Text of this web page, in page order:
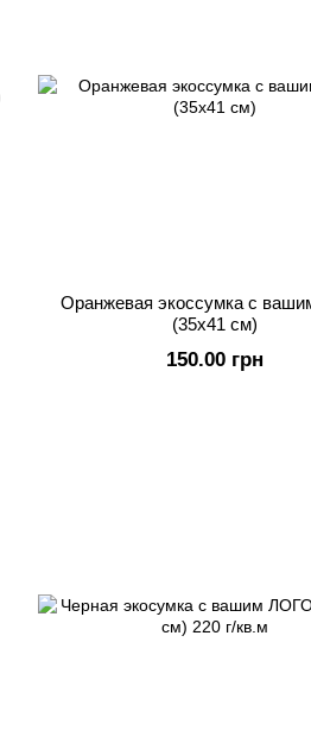
Оранжевая экоссумка с
(35х41 см)
150.00 грн